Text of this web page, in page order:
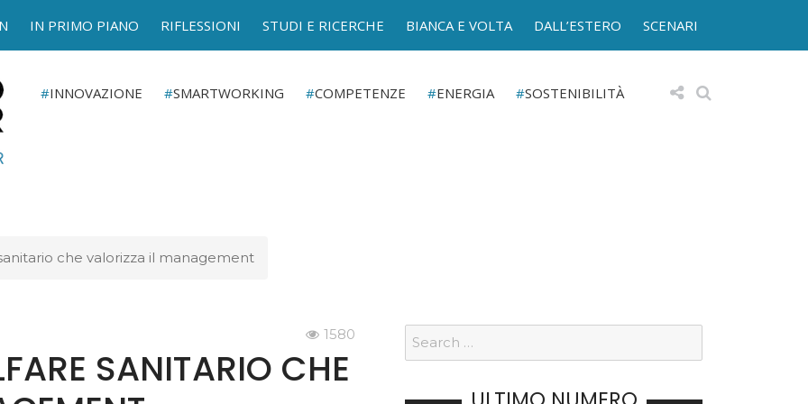
IN PRIMO PIANO RIFLESSIONI STUDI E RICERCHE BIANCA E VOLTA DALL’ESTERO SCENARI
INNOVAZIONE SMARTWORKING COMPETENZE ENERGIA SOSTENIBILITÀ
che valorizza il management
1580
SANITARIO CHE